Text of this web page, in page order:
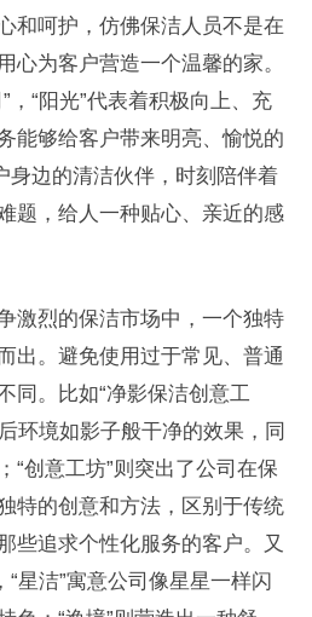
和呵护，仿佛保洁人员不是在
心为客户营造一个温馨的家。
，“阳光”代表着积极向上、充
能够给客户带来明亮、愉悦的
身边的清洁伙伴，时刻陪伴着
题，给人一种贴心、亲近的感
激烈的保洁市场中，一个独特
出。避免使用过于常见、普通
同。比如“净影保洁创意工
环境如影子般干净的效果，同
“创意工坊”则突出了公司在保
特的创意和方法，区别于传统
些追求个性化服务的客户。又
“星洁”寓意公司像星星一样闪